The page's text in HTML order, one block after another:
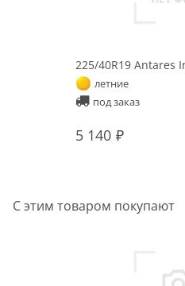
225/40R19 Antares
летние
под заказ
5 140
С этим товаром покупают